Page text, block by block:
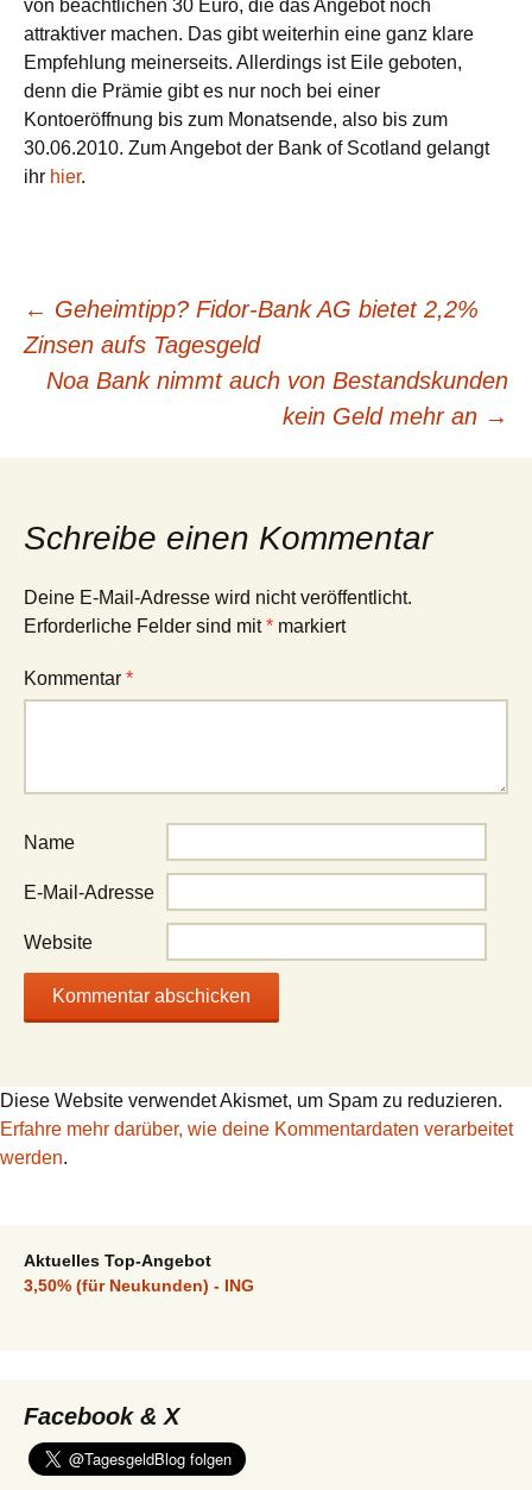
von beachtlichen 30 Euro, die das Angebot noch
attraktiver machen. Das gibt weiterhin eine ganz klare
Empfehlung meinerseits. Allerdings ist Eile geboten,
denn die Prämie gibt es nur noch bei einer
Kontoeröffnung bis zum Monatsende, also bis zum
30.06.2010. Zum Angebot der Bank of Scotland gelangt
ihr hier.
Beitragsnavigation
← Geheimtipp? Fidor-Bank AG bietet 2,2%
Zinsen aufs Tagesgeld
Noa Bank nimmt auch von Bestandskunden
kein Geld mehr an →
Schreibe einen Kommentar
Deine E-Mail-Adresse wird nicht veröffentlicht.
Erforderliche Felder sind mit* markiert
Kommentar *
Name
E-Mail-Adresse
Website
Diese Website verwendet Akismet, um Spam zu reduzieren.
Erfahre mehr darüber, wie deine Kommentardaten verarbeitet
werden.
Aktuelles Top-Angebot
3,50% (für Neukunden) - ING
Facebook & X